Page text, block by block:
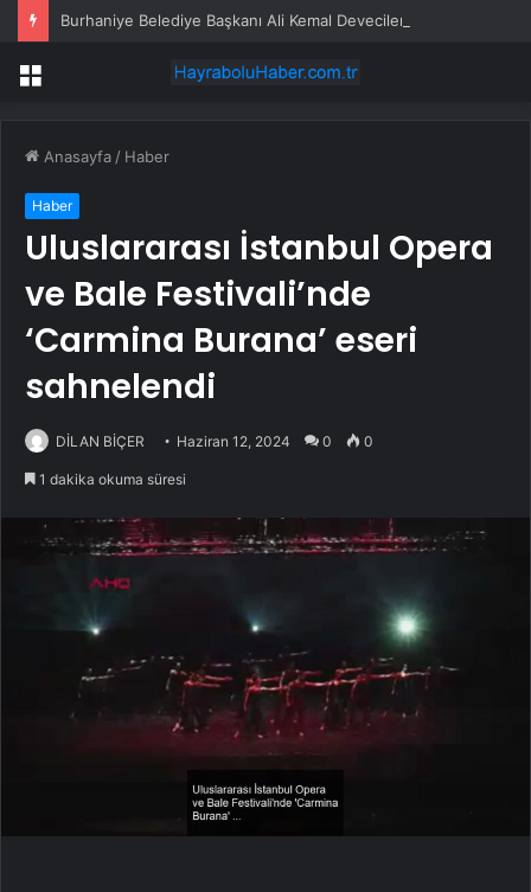
Menü
Anasayfa / Haber
Haber
Uluslararası İstanbul Opera
ve Bale Festivali’nde
‘Carmina Burana’ eseri
sahnelendi
DİLAN BİÇER Haziran 12, 2024 0 0
1 dakika okuma süresi